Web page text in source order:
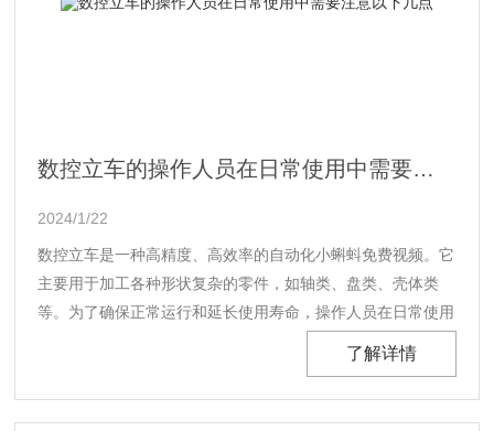
数控立车的操作人员在日常使用中需要注意以下几点
2024/1/22
数控立车是一种高精度、高效率的自动化小蝌蚪免费视频。它
主要用于加工各种形状复杂的零件，如轴类、盘类、壳体类
等。为了确保正常运行和延长使用寿命，操作人员在日常使用
了解详情